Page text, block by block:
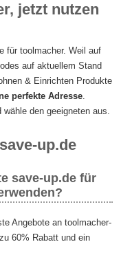
jetzt nutzen
für toolmacher. Weil auf
auf aktuellem Stand
& Einrichten Produkte
perfekte Adresse.
den geeigneten aus.
up.de
save-up.de für
Angebote an toolmacher-
60% Rabatt und ein